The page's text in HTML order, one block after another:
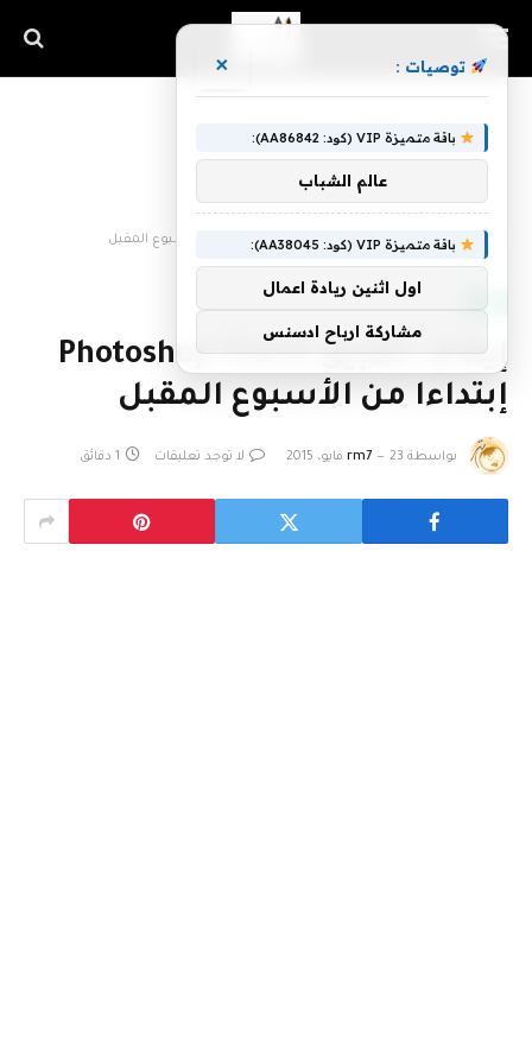
الرئيسية »إيقاف تطبيق Photoshop Touch إبتداءا من الأسبوع المقبل
إيقاف تطبيق Photoshop Touch
إبتداءا من الأسبوع المقبل
بواسطة rm7 23 مايو، 2015 لا توجد تعليقات 1 دقائق
توصيات : ×
باقة متميزة VIP (كود: AA86842):
عالم الشباب
باقة متميزة VIP (كود: AA38045):
اول اثنين ريادة اعمال
مشاركة ارباح ادسنس